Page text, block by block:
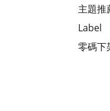
主題推
Label
零碼下